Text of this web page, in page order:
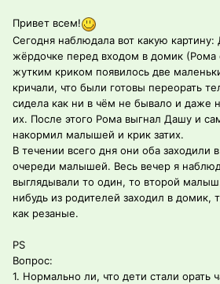
Привет всем!
Сегодня наблюдала вот какую
жёрдочке перед входом в домик (Рома
жутким криком появилось две
кричали, что были готовы переорать
сидела как ни в чём не бывало и даже
их. После этого Рома выгнал Дашу и
накормил малышей и крик затих.
В течении всего дня они оба заходили
очереди малышей. Весь вечер я
выглядывали то один, то второй
нибудь из родителей заходил в домик,
как резаные.
PS
Вопрос:
1. Нормально ли, что дети стали орать